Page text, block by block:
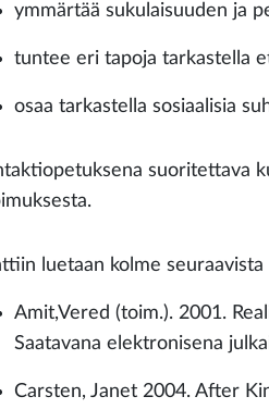
ymmärtää sukulaisuuden ja
tuntee eri tapoja tarkastella
osaa tarkastella sosiaalisia
suoritettava
luetaan kolme seuraavista
Amit,Vered (toim.). 2001.
Saatavana elektronisena
Carsten, Janet 2004. After